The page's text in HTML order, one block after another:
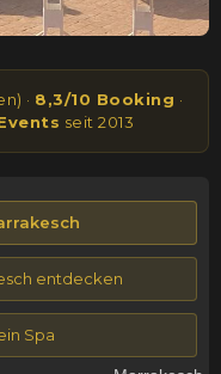
· 8,3/10 Booking ·
seit 2013
entdecken
Spa